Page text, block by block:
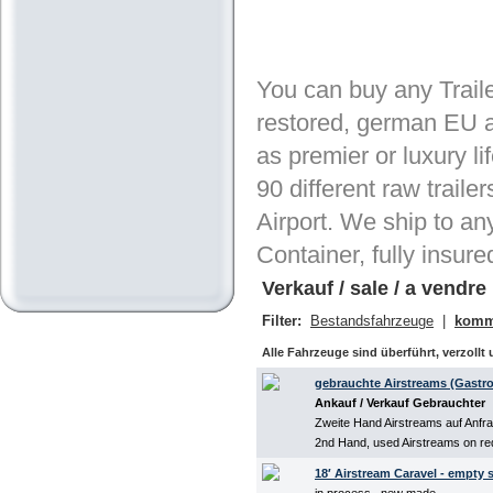
You can buy any
restored, german EU
as premier or luxury
90 different raw
Airport. We ship to
Container, fully
Verkauf / sale / a vendre
Filter: Bestandsfahrzeuge
Alle Fahrzeuge sind überführt, verzollt
gebrauchte Airstreams
Ankauf / Verkauf Gebrauchter
Zweite Hand Airstreams auf
2nd Hand, used Airstreams on
18′ Airstream Caravel -